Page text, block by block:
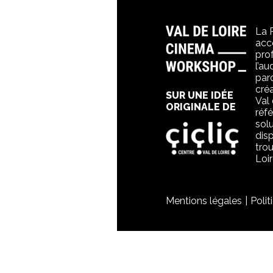
La
Val
SUR UNE IDÉE
ORIGINALE DE
Mentions légales